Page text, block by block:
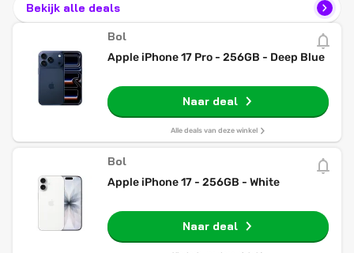
Bekijk alle deals
Bol
Apple iPhone 17 Pro - 256GB - Deep Blue
Naar deal
Alle deals van deze winkel
Bol
Apple iPhone 17 - 256GB - White
Naar deal